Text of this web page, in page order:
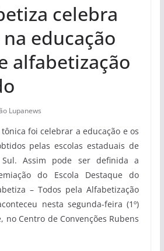
celebra
educação
alfabetização
Lupanews
foi celebrar a educação e os
pelas escolas estaduais de
Assim pode ser definida a
do Escola Destaque do
– Todos pela Alfabetização
nesta segunda-feira (1º)
no Centro de Convenções Rubens